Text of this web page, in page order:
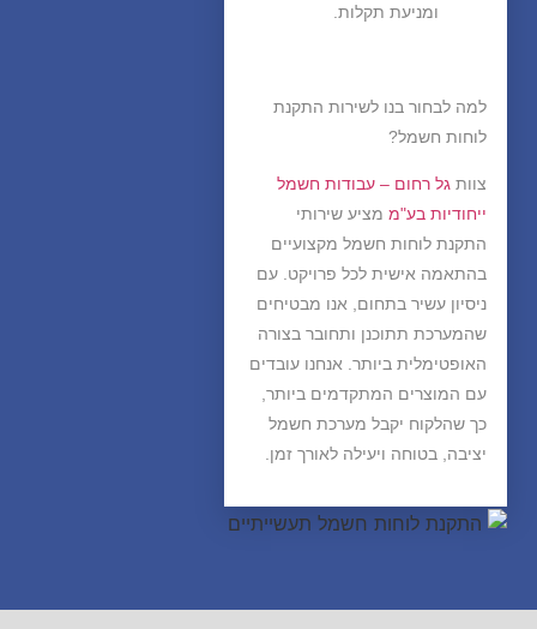
ומניעת תקלות.
למה לבחור בנו לשירות התקנת
לוחות חשמל?
צוות גל רחום – עבודות חשמל
ייחודיות בע"מ מציע שירותי
התקנת לוחות חשמל מקצועיים
בהתאמה אישית לכל פרויקט. עם
ניסיון עשיר בתחום, אנו מבטיחים
שהמערכת תתוכנן ותחובר בצורה
האופטימלית ביותר. אנחנו עובדים
עם המוצרים המתקדמים ביותר,
כך שהלקוח יקבל מערכת חשמל
יציבה, בטוחה ויעילה לאורך זמן.